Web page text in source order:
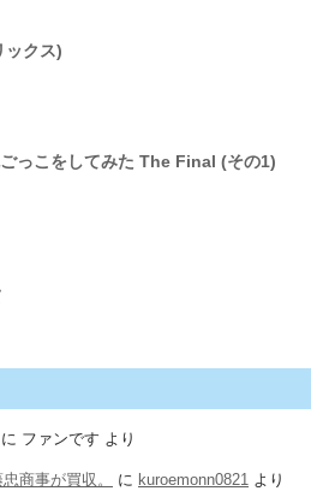
ックス)
っこをしてみた The Final (その1)
に ファンです より
商事が買収。 に kuroemonn0821 より